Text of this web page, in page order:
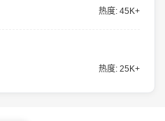
热度: 45K+
热度: 25K+